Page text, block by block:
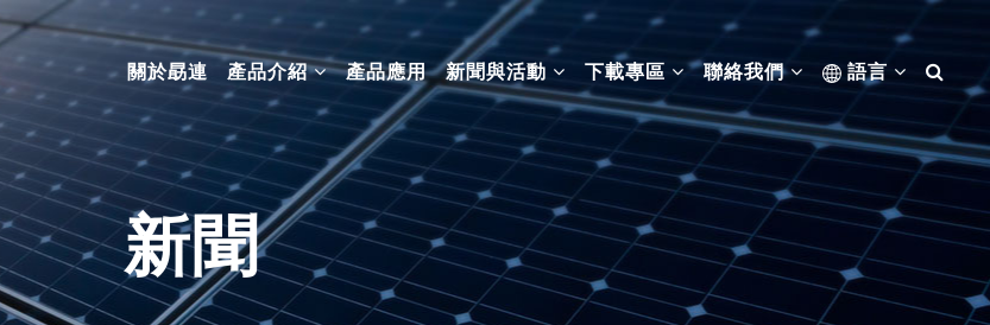
關於勗連 產品介紹 產品應用 新聞與活動 下載專區 聯絡我們 語言
新聞